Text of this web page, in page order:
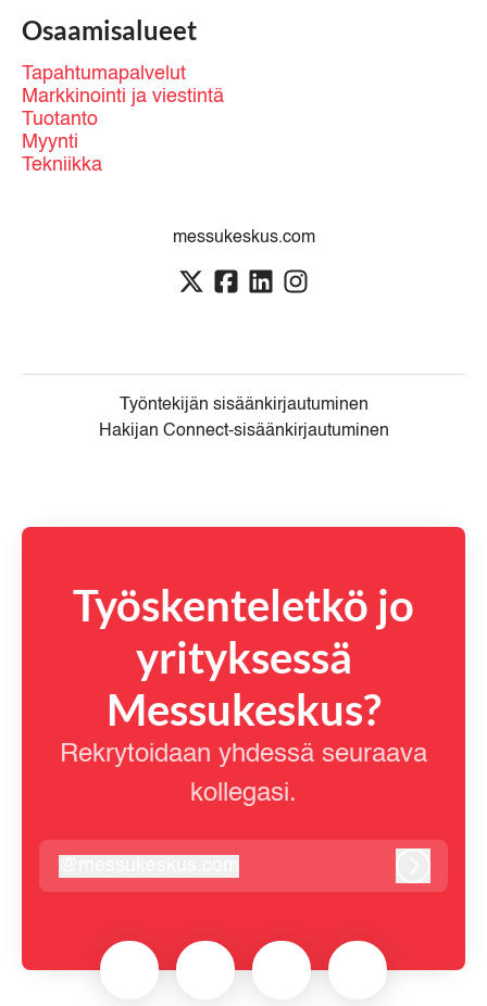
Osaamisalueet
Tapahtumapalvelut
Markkinointi ja viestintä
Tuotanto
Myynti
Tekniikka
messukeskus.com
Työntekijän sisäänkirjautuminen
Hakijan Connect-sisäänkirjautuminen
Työskenteletkö jo
yrityksessä
Messukeskus?
Rekrytoidaan yhdessä seuraava
kollegasi.
messukeskus.com